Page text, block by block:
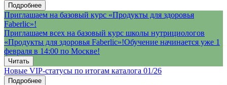
Подробнее
Приглашаем на базовый курс «Продукты для здоровья
Faberlic»!
Приглашаем всех на базовый курс школы нутрициологов
«Продукты для здоровья Faberlic»!Обучение начинается уже 1
февраля в 14:00 по Москве!
Читать
Новые VIP-статусы по итогам каталога 01/26
Подробнее